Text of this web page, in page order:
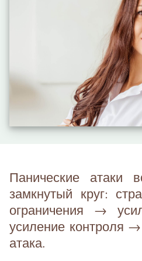
Панические атаки
замкнутый круг:
ограничения →
усиление контроля
атака.